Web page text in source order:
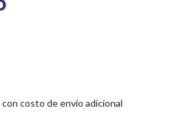
costo de envío adicional